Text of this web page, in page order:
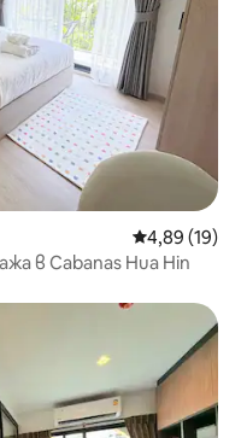
Средна
4,89 (19)
в Cabanas Hua Hin